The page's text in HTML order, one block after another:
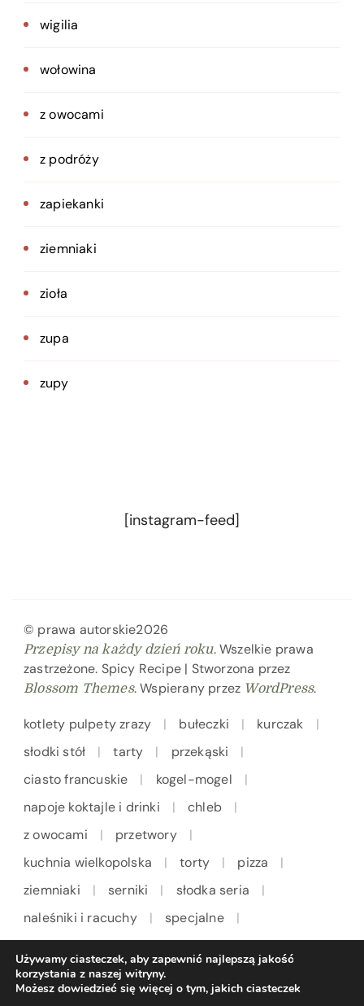
wigilia
wołowina
z owocami
z podróży
zapiekanki
ziemniaki
zioła
zupa
zupy
[instagram-feed]
© prawa autorskie2026
Przepisy na każdy dzień roku. Wszelkie prawa
zastrzeżone. Spicy Recipe | Stworzona przez
Blossom Themes. Wspierany przez WordPress.
kotlety pulpety zrazy bułeczki
kurczak
słodki stół
tarty
przekąski
ciasto francuskie
kogel-mogel
napoje koktajle i drinki
chleb
z owocami
przetwory
kuchnia wielkopolska
torty
pizza
ziemniaki
serniki
słodka seria
naleśniki i racuchy
specjalne
kuchnia włoska
ryby
makarony
zupy
ciastka
Wielkanoc
Używamy ciasteczek, aby zapewnić najlepszą jakość
korzystania z naszej witryny.
Możesz dowiedzieć się więcej o tym, jakich ciasteczek